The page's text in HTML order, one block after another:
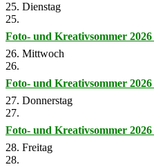
25. Dienstag
25.
Foto- und Kreativsommer 2026
26. Mittwoch
26.
Foto- und Kreativsommer 2026
27. Donnerstag
27.
Foto- und Kreativsommer 2026
28. Freitag
28.